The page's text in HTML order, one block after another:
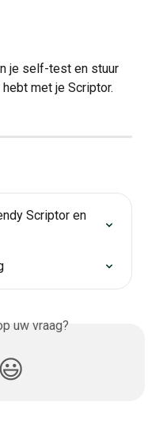
je self-test en stuur
met je Scriptor.
Scriptor en
uw vraag?
😃